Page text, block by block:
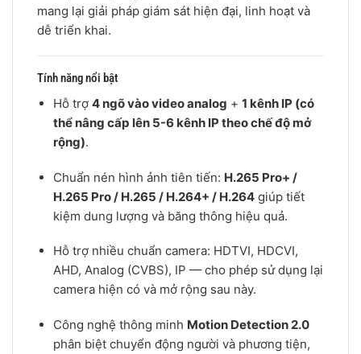
mang lại giải pháp giám sát hiện đại, linh hoạt và
dễ triển khai.
Tính năng nổi bật
Hỗ trợ 4 ngõ vào video analog + 1 kênh IP (có
thể nâng cấp lên 5-6 kênh IP theo chế độ mở
rộng).
Chuẩn nén hình ảnh tiên tiến: H.265 Pro+ /
H.265 Pro / H.265 / H.264+ / H.264giúp tiết
kiệm dung lượng và băng thông hiệu quả.
Hỗ trợ nhiều chuẩn camera: HDTVI, HDCVI,
AHD, Analog (CVBS), IP — cho phép sử dụng lại
camera hiện có và mở rộng sau này.
Công nghệ thông minh Motion Detection 2.0
phân biệt chuyển động người và phương tiện,